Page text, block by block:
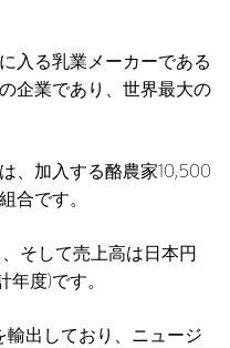
入る乳業メーカーである
企業であり、世界最大の
、加入する酪農家10,500
合です。
そして売上高は日本円
年度)です。
輸出しており、ニュージ